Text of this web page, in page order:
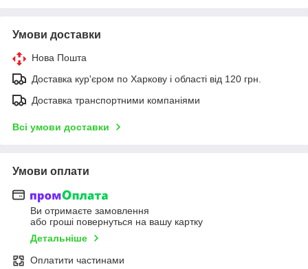
Умови доставки
Нова Пошта
Доставка кур'єром по Харкову і області від 120 грн.
Доставка транспортними компаніями
Всі умови доставки
Умови оплати
Ви отримаєте замовлення
або гроші повернуться на вашу картку
Детальніше
Оплатити частинами